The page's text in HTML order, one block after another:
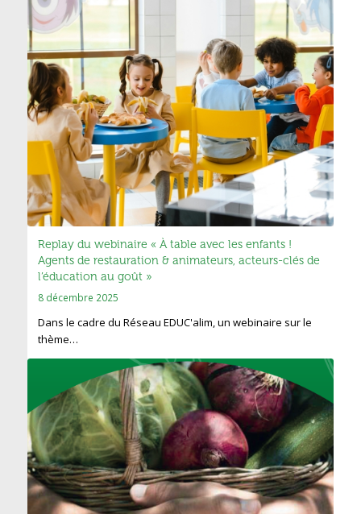
Replay du webinaire « À table avec les enfants !
Agents de restauration & animateurs, acteurs-clés de
l’éducation au goût »
8 décembre 2025
Dans le cadre du Réseau EDUC'alim, un webinaire sur le
thème…